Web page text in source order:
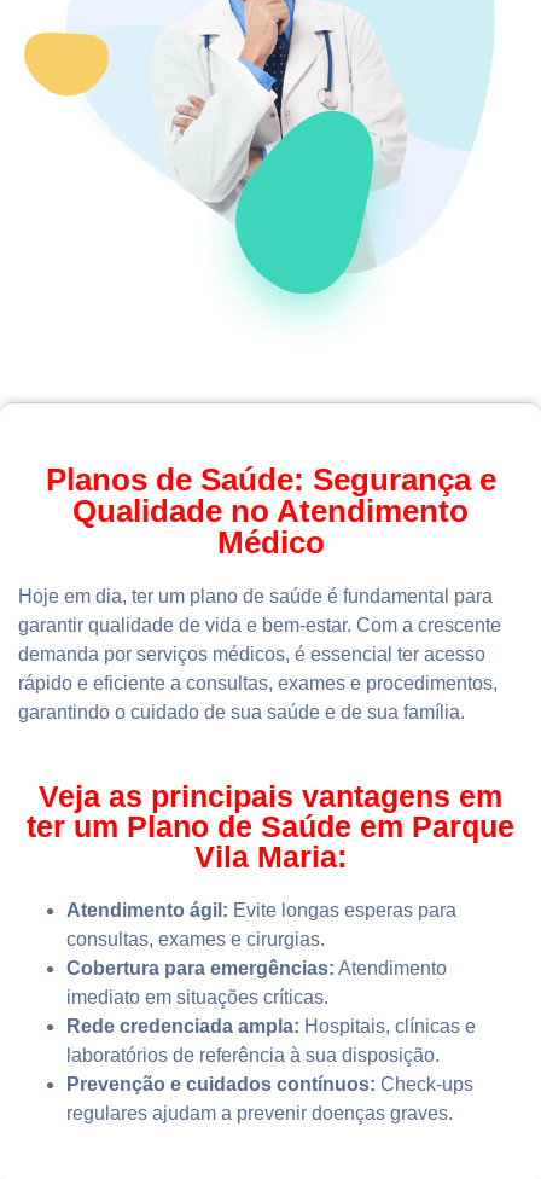
Planos de Saúde: Segurança e
Qualidade no Atendimento
Médico
Hoje em dia, ter um plano de saúde é fundamental para
garantir qualidade de vida e bem-estar. Com a crescente
demanda por serviços médicos, é essencial ter acesso
rápido e eficiente a consultas, exames e procedimentos,
garantindo o cuidado de sua saúde e de sua família.
Veja as principais vantagens em
ter um Plano de Saúde em Parque
Vila Maria:
Atendimento ágil: Evite longas esperas para
consultas, exames e cirurgias.
Cobertura para emergências: Atendimento
imediato em situações críticas.
Rede credenciada ampla: Hospitais, clínicas e
laboratórios de referência à sua disposição.
Prevenção e cuidados contínuos: Check-ups
regulares ajudam a prevenir doenças graves.